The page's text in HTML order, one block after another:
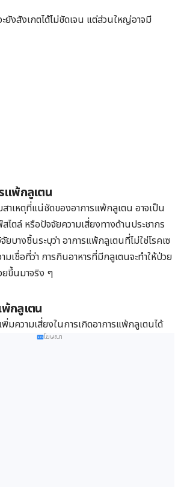
ยังสังเกตได้ไม่ชัดเจน แต่ส่วนใหญ่อาจมี
แพ้กลูเตน
าเหตุที่แน่ชัดของอาการแพ้กลูเตน อาจเป็น
ไตล์ หรือปัจจัยความเสี่ยงทางด้านประชากร
ยบางชิ้นระบุว่า อาการแพ้กลูเตนที่ไม่ใช่โรคเซ
มเชื่อที่ว่า การกินอาหารที่มีกลูเตนจะทำให้ป่วย
ยขึ้นมาจริง ๆ
กลูเตน
มความเสี่ยงในการเกิดอาการแพ้กลูเตนได้
โฆษณา